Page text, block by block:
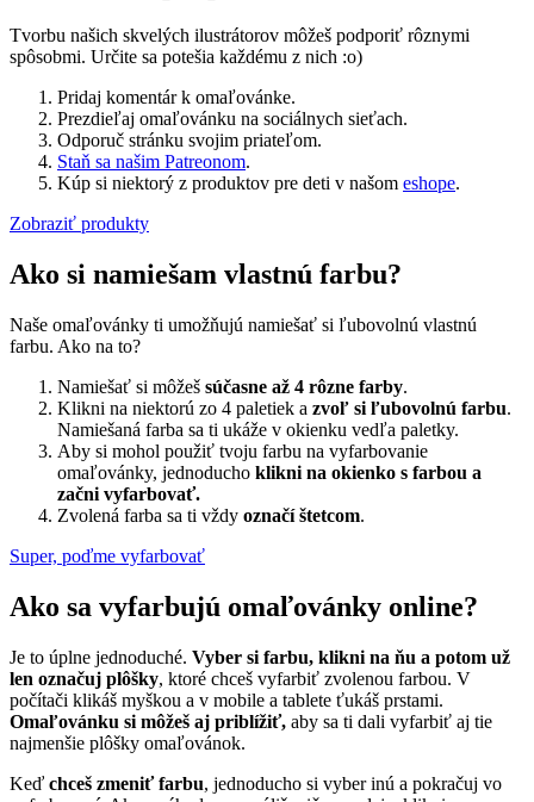
Tvorbu našich skvelých ilustrátorov môžeš podporiť rôznymi
spôsobmi. Určite sa potešia každému z nich :o)
Pridaj komentár k omaľovánke.
Prezdieľaj omaľovánku na sociálnych sieťach.
Odporuč stránku svojim priateľom.
Staň sa našim Patreonom.
Kúp si niektorý z produktov pre deti v našom eshope.
Zobraziť produkty
Ako si namiešam vlastnú farbu?
Naše omaľovánky ti umožňujú namiešať si ľubovolnú vlastnú
farbu. Ako na to?
Namiešať si môžeš súčasne až 4 rôzne farby.
Klikni na niektorú zo 4 paletiek a zvoľ si ľubovolnú farbu.
Namiešaná farba sa ti ukáže v okienku vedľa paletky.
Aby si mohol použiť tvoju farbu na vyfarbovanie
omaľovánky, jednoducho klikni na okienko s farbou a
začni vyfarbovať.
Zvolená farba sa ti vždy označí štetcom.
Super, poďme vyfarbovať
Ako sa vyfarbujú omaľovánky online?
Je to úplne jednoduché. Vyber si farbu, klikni na ňu a potom už
len označuj plôšky, ktoré chceš vyfarbiť zvolenou farbou. V
počítači klikáš myškou a v mobile a tablete ťukáš prstami.
Omaľovánku si môžeš aj priblížiť, aby sa ti dali vyfarbiť aj tie
najmenšie plôšky omaľovánok.
Keď chceš zmeniť farbu, jednoducho si vyber inú a pokračuj vo